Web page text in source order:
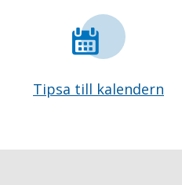
Tipsa till kalendern